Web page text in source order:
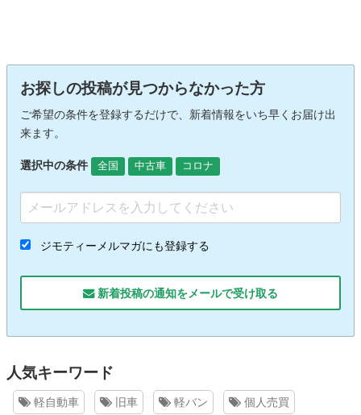
お探しの投稿が見つからなかった方
ご希望の条件を登録するだけで、新着情報をいち早くお届け出
来ます。
選択中の条件 全国 中古車 コロナ
ジモティーメルマガにも登録する
新着投稿の通知をメールで受け取る
人気キーワード
軽自動車 旧車 軽バン 個人売買